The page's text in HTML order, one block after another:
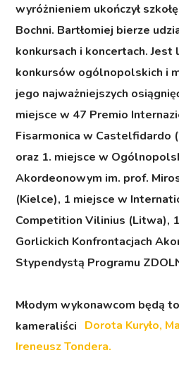
wyróżnieniem ukończył
Bochni. Bartłomiej bierze
konkursach i koncertach.
konkursów ogólnopolskich i
jego najważniejszych
miejsce w 47 Premio
Fisarmonica w Castelfidardo
oraz 1. miejsce w
Akordeonowym im. prof.
(Kielce), 1 miejsce w
Competition Vilinius (Litwa),
Gorlickich Konfrontacjach
Stypendystą Programu
Młodym wykonawcom będą
kameraliści Dorota Kuryło,
Ireneusz Tondera.